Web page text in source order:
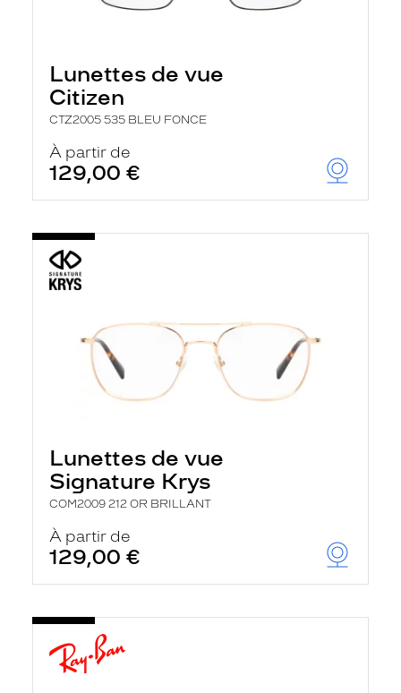
Lunettes de vue
Citizen
CTZ2005 535 BLEU FONCE
À partir de
129,00 €
Lunettes de vue
Signature Krys
COM2009 212 OR BRILLANT
À partir de
129,00 €